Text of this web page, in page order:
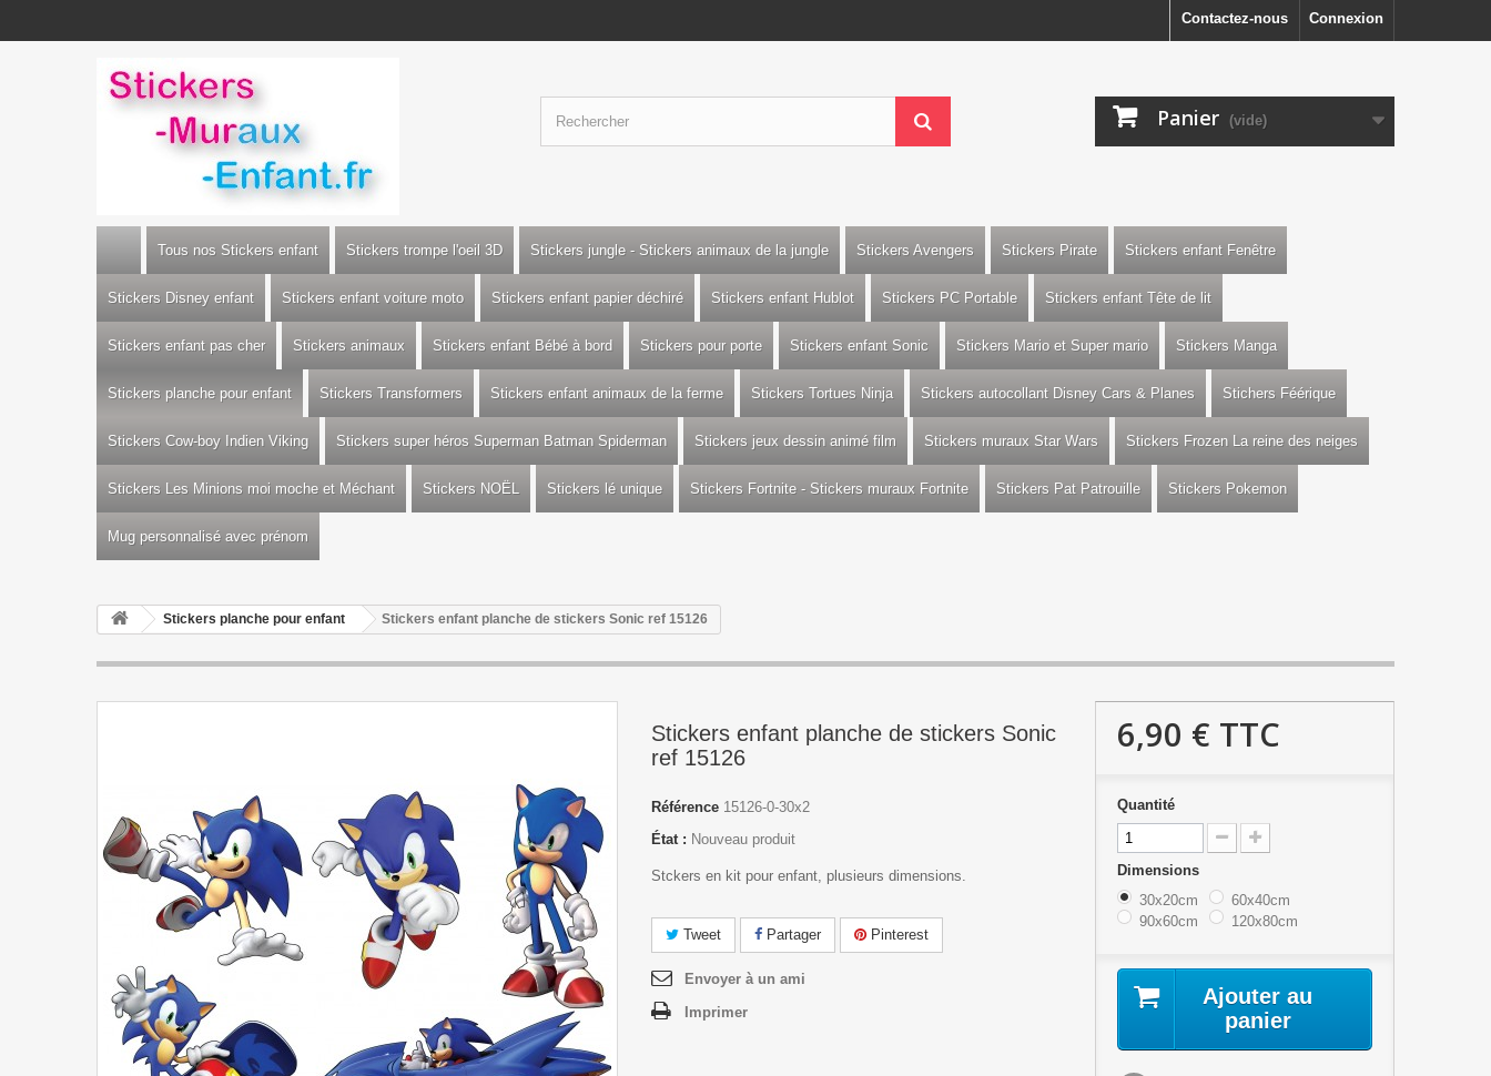
Connexion
Contactez-nous
Panier (vide)
Tous nos Stickers enfant Stickers trompe l'oeil 3D Stickers jungle - Stickers animaux de la jungle Stickers Avengers Stickers Pirate Stickers enfant Fenêtre
Stickers Disney enfant Stickers enfant voiture moto Stickers enfant papier déchiré Stickers enfant Hublot Stickers PC Portable Stickers enfant Tête de lit
Stickers enfant pas cher Stickers animaux Stickers enfant Bébé à bord Stickers pour porte Stickers enfant Sonic Stickers Mario et Super mario Stickers Manga
Stickers planche pour enfant Stickers Transformers Stickers enfant animaux de la ferme Stickers Tortues Ninja Stickers autocollant Disney Cars & Planes Stichers Féérique
Stickers Cow-boy Indien Viking Stickers super héros Superman Batman Spiderman Stickers jeux dessin animé film Stickers muraux Star Wars Stickers Frozen La reine des neiges
Stickers Les Minions moi moche et Méchant Stickers NOËL Stickers lé unique Stickers Fortnite - Stickers muraux Fortnite Stickers Pat Patrouille Stickers Pokemon
Mug personnalisé avec prénom
Stickers planche pour enfant Stickers enfant planche de stickers Sonic ref 15126
Stickers enfant planche de stickers Sonic
ref 15126
Référence 15126-0-30x2
État : Nouveau produit
Stckers en kit pour enfant, plusieurs dimensions.
Tweet Partager Pinterest
Envoyer à un ami
Imprimer
6,90 € TTC
Quantité
Dimensions
30x20cm
60x40cm
90x60cm
120x80cm
Ajouter au
panier